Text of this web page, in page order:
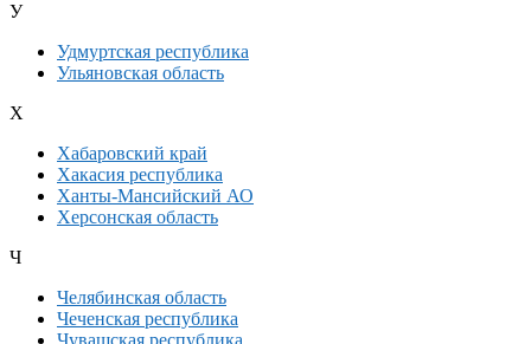
У
Удмуртская республика
Ульяновская область
Х
Хабаровский край
Хакасия республика
Ханты-Мансийский АО
Херсонская область
Ч
Челябинская область
Чеченская республика